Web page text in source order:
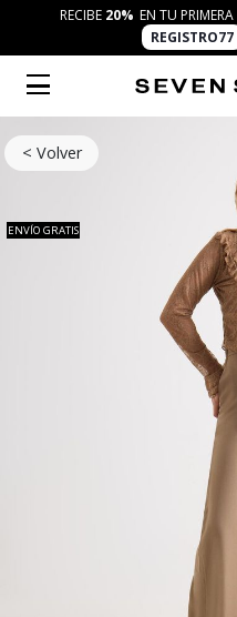
RECIBE 20% EN TU
REGISTRO77
< Volver
ENVÍO GRATIS